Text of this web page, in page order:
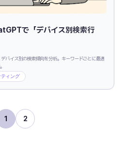
で「デバイス別検索行
バイス別の検索傾向を分析。キーワードごとに最適
ィング
1 2